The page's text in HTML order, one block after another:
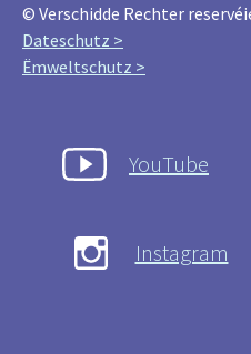
© Verschidde Rechter
Dateschutz >
Ëmweltschutz >
YouTube
Instagram